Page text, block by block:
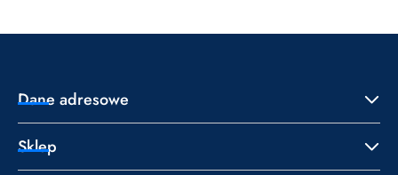
Dane adresowe
Sklep